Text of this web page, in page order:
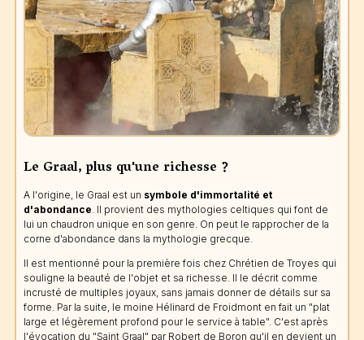
Le Graal, plus qu'une richesse ?
A l'origine, le Graal est un symbole d'immortalité et
d'abondance. Il provient des mythologies celtiques qui font de
lui un chaudron unique en son genre. On peut le rapprocher de la
corne d'abondance dans la mythologie grecque.
Il est mentionné pour la première fois chez Chrétien de Troyes qui
souligne la beauté de l'objet et sa richesse. Il le décrit comme
incrusté de multiples joyaux, sans jamais donner de détails sur sa
forme. Par la suite, le moine Hélinard de Froidmont en fait un "plat
large et légèrement profond pour le service à table". C'est après
l'évocation du "Saint Graal" par Robert de Boron qu'il en devient un